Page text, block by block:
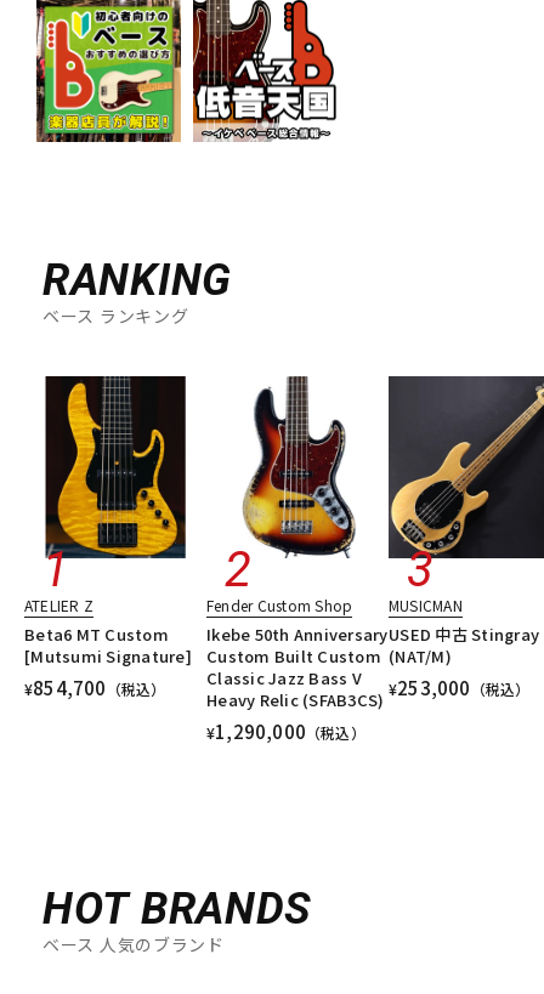
RANKING
ベース ランキング
ATELIER Z
Beta6 MT Custom
[Mutsumi Signature]
¥854,700 （税込）
Fender Custom Shop
Ikebe 50th Anniversary
Custom Built Custom
Classic Jazz Bass V
Heavy Relic (SFAB3CS)
¥1,290,000 （税込）
MUSICMAN
USED 中古 Stingray
(NAT/M)
¥253,000 （税込）
HOT BRANDS
ベース 人気のブランド